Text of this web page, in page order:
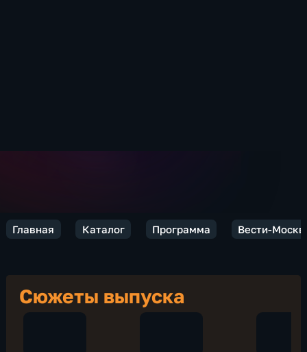
Главная Каталог Программа Вести-
Сюжеты выпуска